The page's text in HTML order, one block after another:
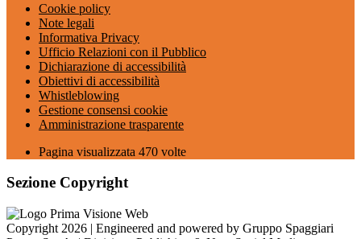
Cookie policy
Note legali
Informativa Privacy
Ufficio Relazioni con il Pubblico
Dichiarazione di accessibilità
Obiettivi di accessibilità
Whistleblowing
Gestione consensi cookie
Amministrazione trasparente
Pagina visualizzata 470 volte
Sezione Copyright
Copyright 2026 | Engineered and powered by Gruppo Spaggiari